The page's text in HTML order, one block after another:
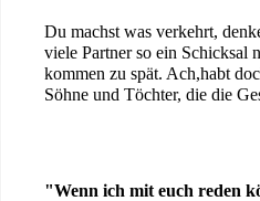
Du machst was verkehrt,
viele Partner so ein
kommen zu spät. Ach,habt
Söhne und Töchter, die die
"Wenn ich mit euch reden